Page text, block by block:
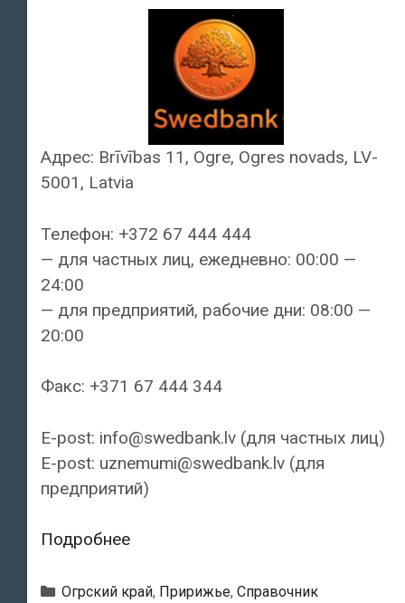
Адрес: Brīvības 11, Ogre, Ogres novads, LV-
5001, Latvia
Телефон: +372 67 444 444
— для частных лиц, ежедневно: 00:00 —
24:00
— для предприятий, рабочие дни: 08:00 —
20:00
Факс: +371 67 444 344
E-post: info@swedbank.lv (для частных лиц)
E-post: uznemumi@swedbank.lv (для
предприятий)
ПодробнееSwedbank
Огрский
Рубрики
Огрский край, Пририжье, Справочник